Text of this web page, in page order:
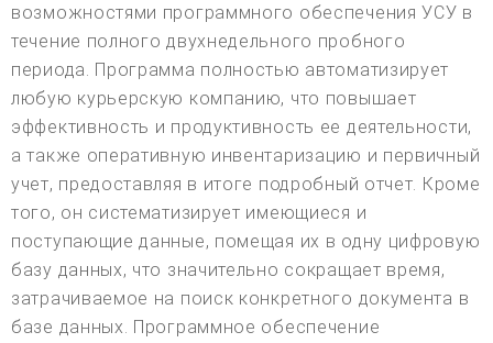
возможностями программного обеспечения УСУ в
течение полного двухнедельного пробного
периода. Программа полностью автоматизирует
любую курьерскую компанию, что повышает
эффективность и продуктивность ее деятельности,
а также оперативную инвентаризацию и первичный
учет, предоставляя в итоге подробный отчет. Кроме
того, он систематизирует имеющиеся и
поступающие данные, помещая их в одну цифровую
базу данных, что значительно сокращает время,
затрачиваемое на поиск конкретного документа в
базе данных. Программное обеспечение